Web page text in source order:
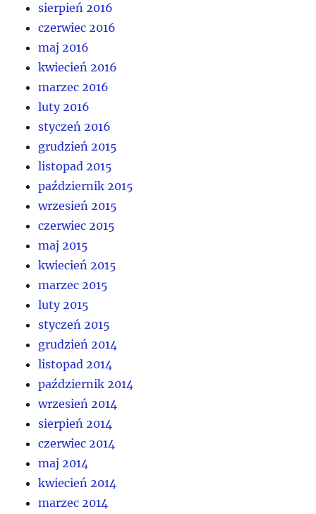
sierpień 2016
czerwiec 2016
maj 2016
kwiecień 2016
marzec 2016
luty 2016
styczeń 2016
grudzień 2015
listopad 2015
październik 2015
wrzesień 2015
czerwiec 2015
maj 2015
kwiecień 2015
marzec 2015
luty 2015
styczeń 2015
grudzień 2014
listopad 2014
październik 2014
wrzesień 2014
sierpień 2014
czerwiec 2014
maj 2014
kwiecień 2014
marzec 2014